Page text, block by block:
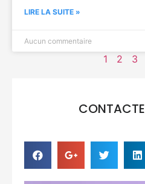
LIRE LA SUITE »
Aucun commentaire
1 2 3